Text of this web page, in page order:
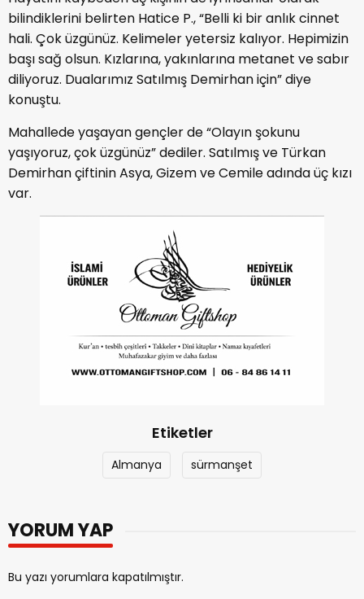
bilindiklerini belirten Hatice P., “Belli ki bir anlık cinnet
hali. Çok üzgünüz. Kelimeler yetersiz kalıyor. Hepimizin
başı sağ olsun. Kızlarına, yakınlarına metanet ve sabır
diliyoruz. Dualarımız Satılmış Demirhan için” diye
konuştu.
Mahallede yaşayan gençler de “Olayın şokunu
yaşıyoruz, çok üzgünüz” dediler. Satılmış ve Türkan
Demirhan çiftinin Asya, Gizem ve Cemile adında üç kızı
var.
Etiketler
Almanya sürmanşet
YORUM YAP
Bu yazı yorumlara kapatılmıştır.